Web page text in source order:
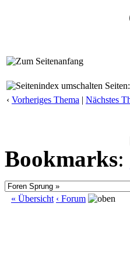
‹ Vorheriges Thema | Nächstes
Bookmarks:
« Übersicht ‹ Forum